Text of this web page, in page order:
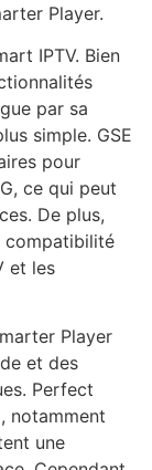
Player.
IPTV. Bien
par sa
simple. GSE
pour
ce qui peut
De plus,
compatibilité
et les
Player
et des
Perfect
notamment
une